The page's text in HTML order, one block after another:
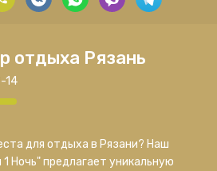
отдыха Рязань
14
для отдыха в Рязани? Наш
1 Ночь" предлагает уникальную